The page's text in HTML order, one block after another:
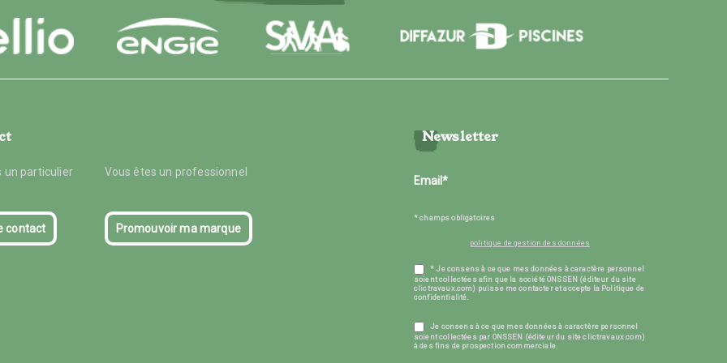
un particulier Vous êtes un professionnel
contact Promouvoir ma marque
Newsletter
* champs obligatoires
politique de gestion des données
* Je consens à ce que mes données à caractère personnel
soient collectées afin que la société ONSSEN (éditeur du site
clictravaux.com) puisse me contacter et accepte la Politique de
confidentialité.
Je consens à ce que mes données à caractère personnel
soient collectées par ONSSEN (éditeur du site clictravaux.com)
à des fins de prospection commerciale.